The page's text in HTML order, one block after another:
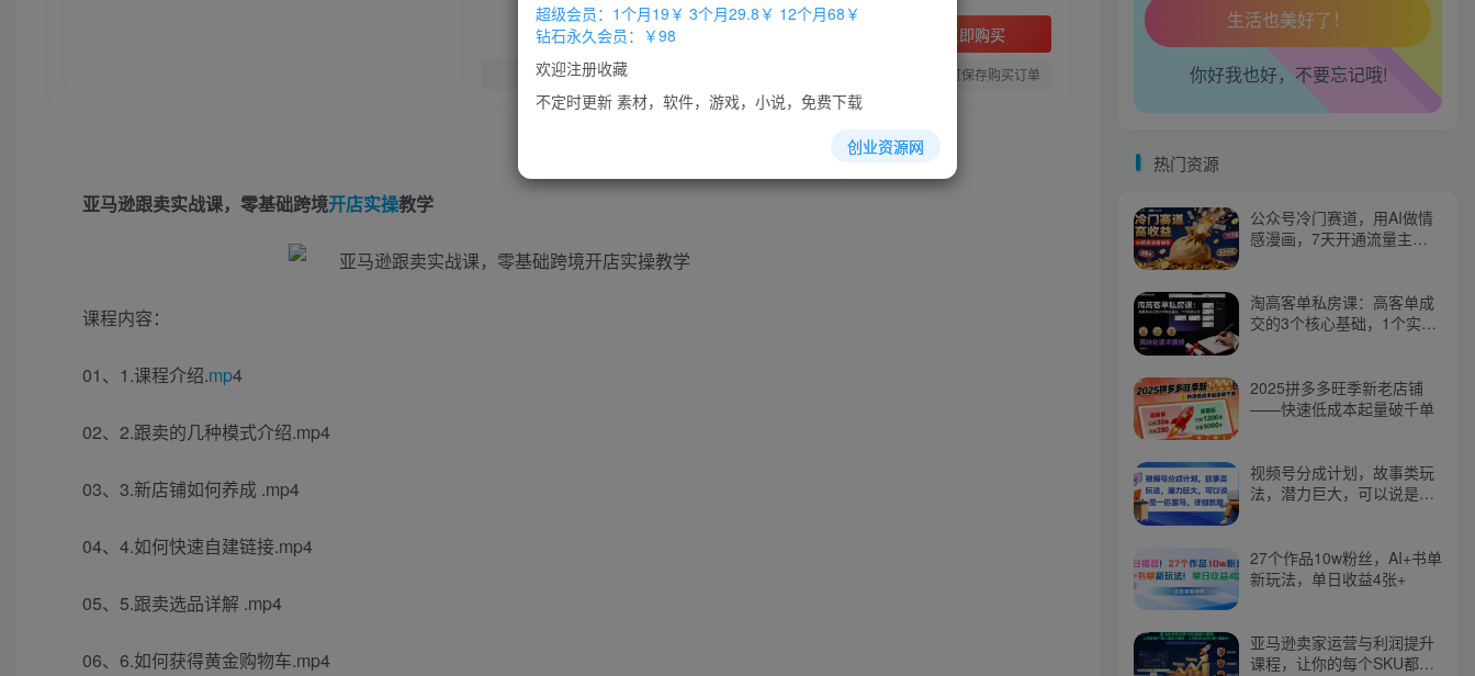
立即购买
您当前未登录！建议登陆后购买，办理会员包月更省钱，可保存购买订单
亚马逊跟卖实战课，零基础跨境开店实操教学
课程内容：
01、1.课程介绍.mp4
02、2.跟卖的几种模式介绍.mp4
03、3.新店铺如何养成 .mp4
04、4.如何快速自建链接.mp4
05、5.跟卖选品详解 .mp4
06、6.如何获得黄金购物车.mp4
工作也轻松了！
你好我也好，不要忘记哦!
热门资源
公众号冷门赛道，用AI做情
感漫画，7天开通流量主，
淘高客单私房课：高客单成
交的3个核心基础，1个实操
2025拼多多旺季新老店铺
——快速低成本起量破千单
视频号分成计划，故事类玩
法，潜力巨大，可以说是一
27个作品10w粉丝，AI+书单
新玩法，单日收益4张+
亚马逊卖家运营与利润提升
课程，让你的每个SKU都成
超级会员：1个月19￥ 3个月29.8￥ 12个月68￥
钻石永久会员：￥98
欢迎注册收藏
不定时更新 素材，软件，游戏，小说，免费下载
创业资源网